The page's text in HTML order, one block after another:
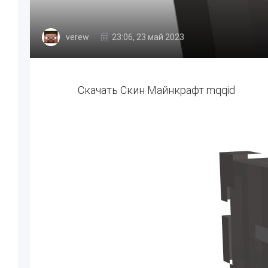
verew 23:06, 23 май 2023
Скачать Скин Майнкрафт mqqid